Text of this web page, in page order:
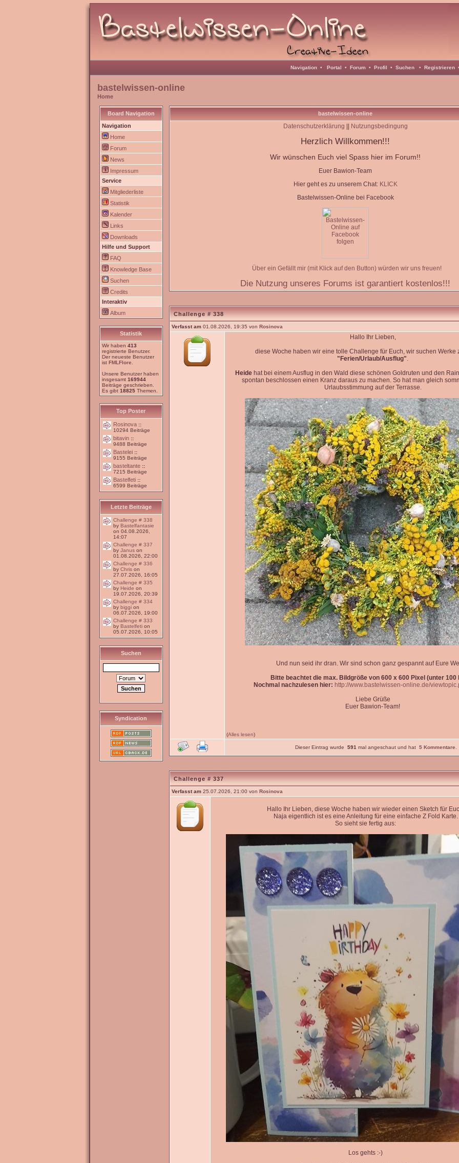
Navigation• Portal • Forum• Profil • Suchen• Registrieren
bastelwissen-online
Home
Board Navigation
Navigation
Home
Forum
News
Impressum
Service
Mitgliederliste
Statistik
Kalender
Links
Downloads
Hilfe und Support
FAQ
Knowledge Base
Suchen
Credits
Interaktiv
Album
Statistik
Wir haben 413
registrierte Benutzer.
Der neueste Benutzer
ist FMLFlore
Unsere Benutzer haben
insgesamt 169944
Beiträge geschrieben.
Es gibt 18825Themen.
Top Poster
Rosinova ::
10294 Beiträge
bitavin ::
9488 Beiträge
Bastelei ::
9155 Beiträge
basteltante ::
7215 Beiträge
Bastelfeti ::
6599 Beiträge
Letzte Beiträge
Challenge # 338
by Bastelfantasie
on 04.08.2026,
14:07
Challenge # 337
by Januson
01.08.2026, 22:00
Challenge # 336
by Chrison
27.07.2026, 16:05
Challenge # 335
by Heide on
19.07.2026, 20:39
Challenge # 334
by biggion
06.07.2026, 19:00
Challenge # 333
by Bastelfetion
05.07.2026, 10:05
Suchen
Syndication
bastelwissen-online
Datenschutzerklärung Nutzungsbedingung
Herzlich Willkommen!!!
Wir wünschen Euch viel Spass hier im Forum!!
Euer Bawion-Team
Hier geht es zu unserem Chat: KLICK
Bastelwissen-Online bei Facebook
Über ein Gefällt mir (mit Klick auf den Button) würden wir uns freuen!
Die Nutzung unseres Forums ist garantiert kostenlos!!!
Challenge # 338
Verfasst am01.08.2026, 19:35 von Rosinova
Hallo Ihr Lieben,
diese Woche haben wir eine tolle Challenge für Euch, wir suchen Werke
"Ferien/Urlaub/Ausflug".
Heide hat bei einem Ausflug in den Wald diese schönen Goldruten und den
spontan beschlossen einen Kranz daraus zu machen. So hat man gleich
Urlaubsstimmung auf der Terrasse.
Und nun seid ihr dran. Wir sind schon ganz gespannt auf Eure
Bitte beachtet die max. Bildgröße von 600 x 600 Pixel (unter 100
Nochmal nachzulesen hier: http://www.bastelwissen-online.de/
Liebe Grüße
Euer Bawion-Team!
(Alles lesen)
Dieser Eintrag wurde 591 mal angeschaut und hat 5 Kommentare
Challenge # 337
Verfasst am25.07.2026, 21:00 von Rosinova
Hallo Ihr Lieben, diese Woche haben wir wieder einen Sketch für
Naja eigentlich ist es eine Anleitung für eine einfache Z Fold Karte.
So sieht sie fertig aus:
Los gehts :-)